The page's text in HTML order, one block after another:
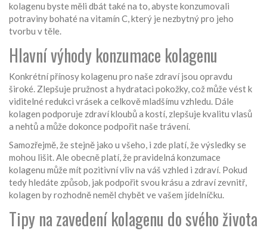
kolagenu byste měli dbát také na to, abyste konzumovali
potraviny bohaté na vitamín C, který je nezbytný pro jeho
tvorbu v těle.
Hlavní výhody konzumace kolagenu
Konkrétní přínosy kolagenu pro naše zdraví jsou opravdu
široké. Zlepšuje pružnost a hydrataci pokožky, což může vést k
viditelné redukci vrásek a celkově mladšímu vzhledu. Dále
kolagen podporuje zdraví kloubů a kostí, zlepšuje kvalitu vlasů
a nehtů a může dokonce podpořit naše trávení.
Samozřejmě, že stejně jako u všeho, i zde platí, že výsledky se
mohou lišit. Ale obecně platí, že pravidelná konzumace
kolagenu může mít pozitivní vliv na váš vzhled i zdraví. Pokud
tedy hledáte způsob, jak podpořit svou krásu a zdraví zevnitř,
kolagen by rozhodně neměl chybět ve vašem jídelníčku.
Tipy na zavedení kolagenu do svého života